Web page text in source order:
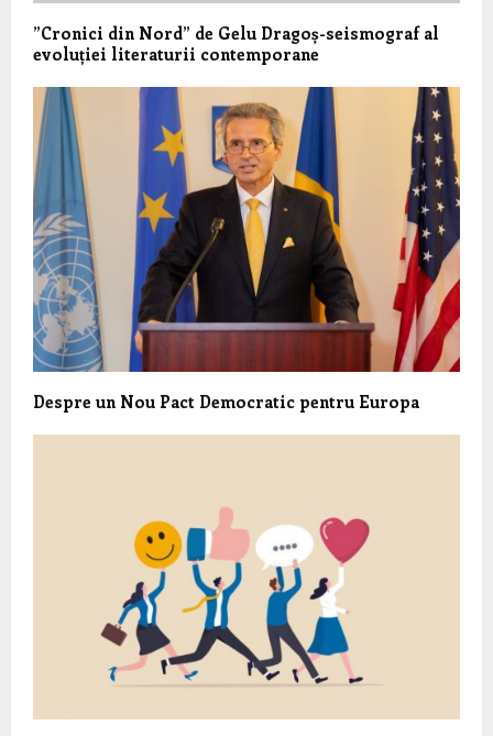
”Cronici din Nord” de Gelu Dragoș-seismograf al
evoluției literaturii contemporane
Despre un Nou Pact Democratic pentru Europa